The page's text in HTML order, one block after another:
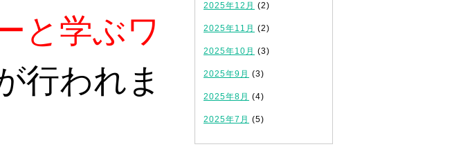
と学ぶワ
行われま
2025年12月 (2)
2025年11月 (2)
2025年10月 (3)
2025年9月 (3)
2025年8月 (4)
2025年7月 (5)